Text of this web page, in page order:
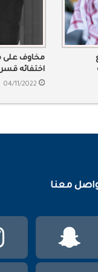
مخاوف على
اختفائه
04/11/2022
معنا